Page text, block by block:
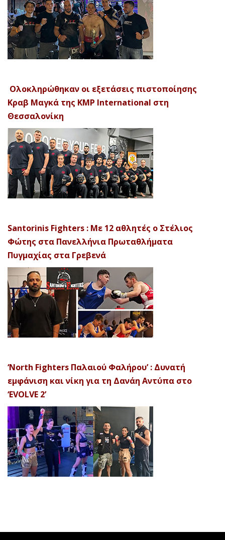
Ολοκληρώθηκαν οι εξετάσεις πιστοποίησης
Κραβ Μαγκά της KMP International στη
Θεσσαλονίκη
Santorinis Fighters : Με 12 αθλητές ο Στέλιος
Φώτης στα Πανελλήνια Πρωταθλήματα
Πυγμαχίας στα Γρεβενά
‘North Fighters Παλαιού Φαλήρου’ : Δυνατή
εμφάνιση και νίκη για τη Δανάη Αντύπα στο
‘EVOLVE 2’